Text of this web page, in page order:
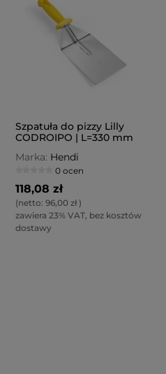
Szpatuła do pizzy Lilly
CODROIPO | L=330 mm
Marka: Hendi
0 ocen
118,08 zł
(netto: 96,00 zł)
zawiera 23% VAT, bez kosztów
dostawy